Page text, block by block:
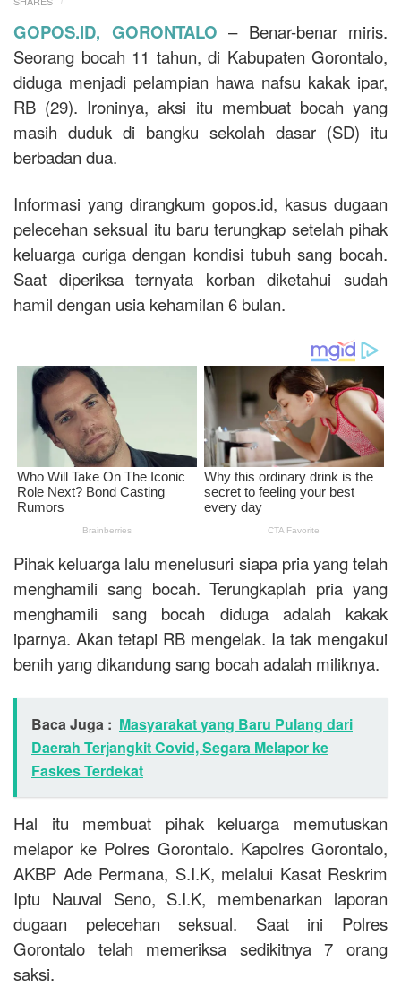
GOPOS.ID, GORONTALO – Benar-benar miris.
Seorang bocah 11 tahun, di Kabupaten Gorontalo,
diduga menjadi pelampian hawa nafsu kakak ipar,
RB (29). Ironinya, aksi itu membuat bocah yang
masih duduk di bangku sekolah dasar (SD) itu
berbadan dua.
Informasi yang dirangkum gopos.id, kasus dugaan
pelecehan seksual itu baru terungkap setelah pihak
keluarga curiga dengan kondisi tubuh sang bocah.
Saat diperiksa ternyata korban diketahui sudah
hamil dengan usia kehamilan 6 bulan.
Pihak keluarga lalu menelusuri siapa pria yang telah
menghamili sang bocah. Terungkaplah pria yang
menghamili sang bocah diduga adalah kakak
iparnya. Akan tetapi RB mengelak. Ia tak mengakui
benih yang dikandung sang bocah adalah miliknya.
Baca Juga : Masyarakat yang Baru Pulang dari
Daerah Terjangkit Covid, Segara Melapor ke
Faskes Terdekat
Hal itu membuat pihak keluarga memutuskan
melapor ke Polres Gorontalo. Kapolres Gorontalo,
AKBP Ade Permana, S.I.K, melalui Kasat Reskrim
Iptu Nauval Seno, S.I.K, membenarkan laporan
dugaan pelecehan seksual. Saat ini Polres
Gorontalo telah memeriksa sedikitnya 7 orang
saksi.